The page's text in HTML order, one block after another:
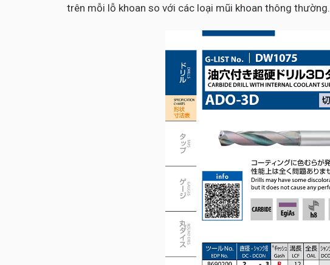
trên mỗi lỗ khoan so với các loại mũi khoan thông thường.